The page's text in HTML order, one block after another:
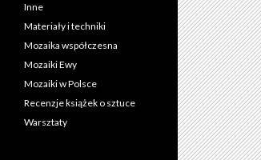
Inne
Materiały i techniki
Mozaika współczesna
Mozaiki Ewy
Mozaiki w Polsce
Recenzje książek o sztuce
Warsztaty